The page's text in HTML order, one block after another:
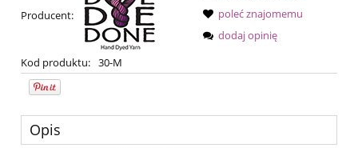
Producent:
Kod produktu: 30-M
poleć znajomemu
dodaj opinię
Opis